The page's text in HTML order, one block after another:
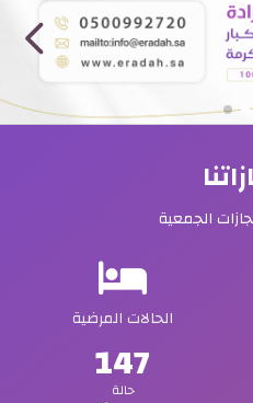
الجمعية
الحالات المرضية
147
حالة